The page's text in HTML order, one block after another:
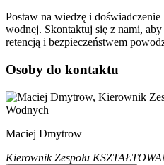
Postaw na wiedzę i
wodnej. Skontaktuj się z nami,
retencją i bezpieczeństwem
Osoby do kontaktu
Maciej Dmytrow
Kierownik Zespołu